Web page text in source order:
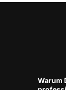
War­um